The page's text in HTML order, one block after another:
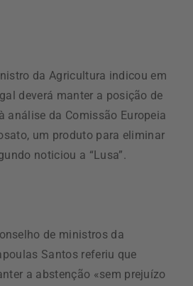
da Agricultura indicou em
deverá manter a posição de
análise da Comissão Europeia
um produto para eliminar
noticiou a “Lusa”.
de ministros da
Santos referiu que
a abstenção «sem prejuízo